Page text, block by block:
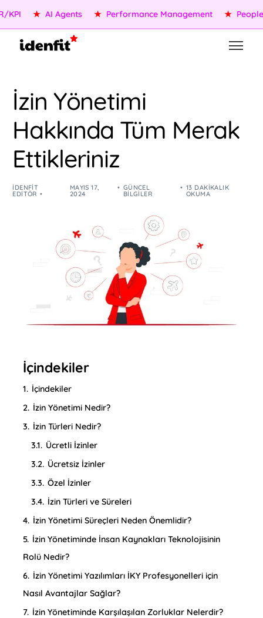
★ AI Agents ★ Performance Management ★ People
İzin Yönetimi
Hakkında Tüm Merak
Ettikleriniz
IDENFIT
EDITÖR
MAYIS 17,
2024
GÜNCEL
BILGILER
13 DAKIKALIK
OKUMA
İçindekiler
1. İçindekiler
2. İzin Yönetimi Nedir?
3. İzin Türleri Nedir?
3.1. Ücretli İzinler
3.2. Ücretsiz İzinler
3.3. Özel İzinler
3.4. İzin Türleri ve Süreleri
4. İzin Yönetimi Süreçleri Neden Önemlidir?
5. İzin Yönetiminde İnsan Kaynakları Teknolojisinin
Rolü Nedir?
6. İzin Yönetimi Yazılımları İKY Profesyonelleri için
Nasıl Avantajlar Sağlar?
7. İzin Yönetiminde Karşılaşılan Zorluklar Nelerdir?